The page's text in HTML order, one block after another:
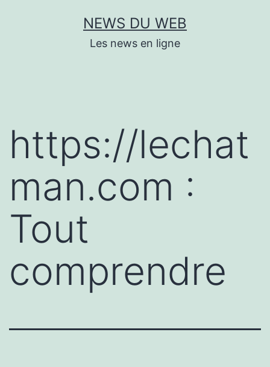
NEWS DU WEB
Les news en ligne
https://lechat
man.com :
Tout
comprendre